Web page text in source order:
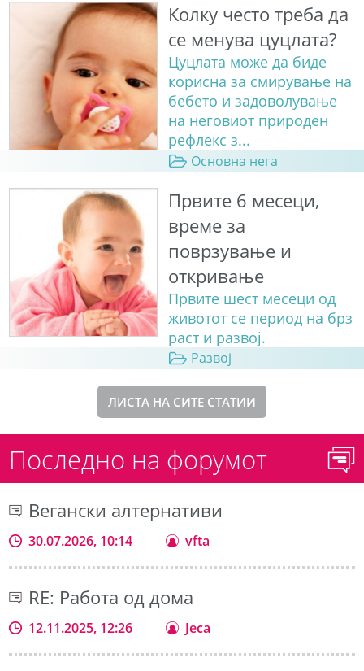
Колку често треба да
се менува цуцлата?
Цуцлата може да биде
корисна за смирување на
бебето и задоволување
на неговиот природен
рефлекс з...
Основна нега
Првите 6 месеци,
време за
поврзување и
откривање
Првите шест месеци од
животот се период на брз
раст и развој.
Развој
ЛИСТА НА СИТЕ СТАТИИ
Последно на форумот
Вегански алтернативи
30.07.2026, 10:14 vfta
RE: Работа од дома
12.11.2025, 12:26 Jeca